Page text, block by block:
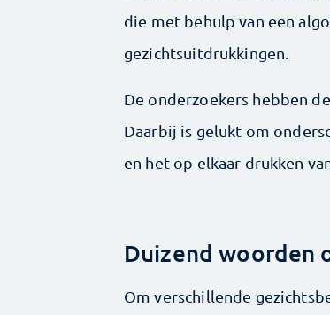
die met behulp van een
gezichtsuitdrukkingen.
De onderzoekers hebben
Daarbij is gelukt om
en het op elkaar drukken
Duizend woorden
Om verschillende